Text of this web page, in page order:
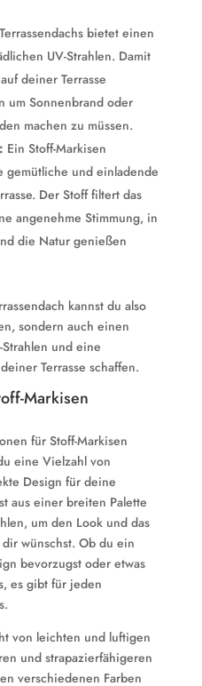
bietet einen
UV-Strahlen. Damit
deiner Terrasse
um Sonnenbrand oder
machen zu müssen.
Ein Stoff-Markisen
gemütliche und einladende
Der Stoff filtert das
angenehme Stimmung, in
die Natur genießen
kannst du also
sondern auch einen
und eine
Terrasse schaffen.
Markisen
für Stoff-Markisen
eine Vielzahl von
Design für deine
aus einer breiten Palette
um den Look und das
wünschst. Ob du ein
bevorzugst oder etwas
es gibt für jeden
von leichten und luftigen
und strapazierfähigeren
verschiedenen Farben